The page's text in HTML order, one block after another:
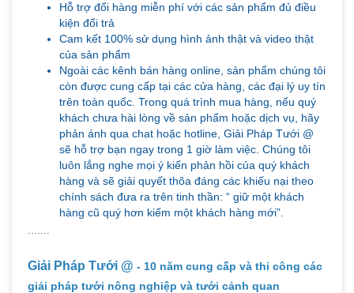
Hỗ trợ đổi hàng miễn phí với các sản phẩm đủ điều
kiện đổi trả
Cam kết 100% sử dụng hình ảnh thật và video thật
của sản phẩm
Ngoài các kênh bán hàng online, sản phẩm chúng tôi
còn được cung cấp tại các cửa hàng, các đại lý uy tín
trên toàn quốc. Trong quá trình mua hàng, nếu quý
khách chưa hài lòng về sản phẩm hoặc dịch vụ, hãy
phản ánh qua chat hoặc hotline, Giải Pháp Tưới @
sẽ hỗ trợ bạn ngay trong 1 giờ làm việc. Chúng tôi
luôn lắng nghe mọi ý kiến phản hồi của quý khách
hàng và sẽ giải quyết thõa đáng các khiếu nại theo
chính sách đưa ra trên tinh thần: “ giữ một khách
hàng cũ quý hơn kiếm một khách hàng mới”.
Giải Pháp Tưới @ - 10 năm cung cấp và thi công các
giải pháp tưới nông nghiệp và tưới cảnh quan